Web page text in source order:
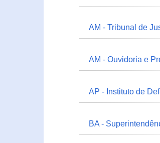
AM - Tribunal de
AM - Ouvidoria e
AP - Instituto de
BA -